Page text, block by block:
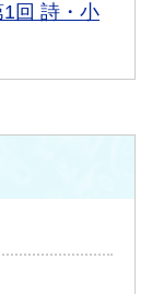
回 詩・小